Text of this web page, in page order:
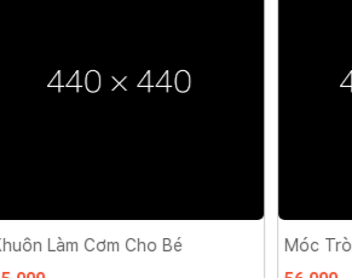
Móc Tròn Phơi Quần Áo Trẻ Em